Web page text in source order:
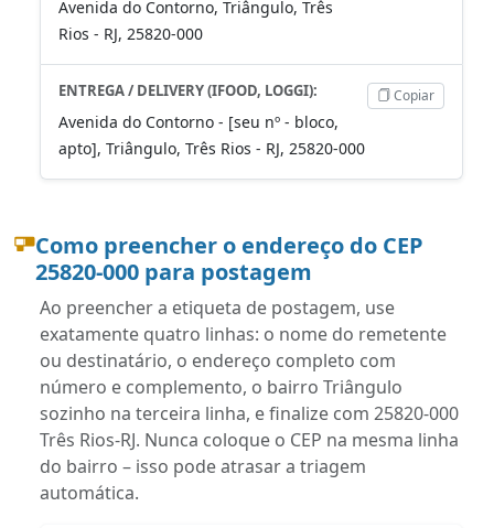
Avenida do Contorno, Triângulo, Três
Rios - RJ, 25820-000
ENTREGA / DELIVERY (IFOOD, LOGGI):
Avenida do Contorno - [seu nº - bloco,
apto], Triângulo, Três Rios - RJ, 25820-000
Copiar
Como preencher o endereço do CEP
25820-000 para postagem
Ao preencher a etiqueta de postagem, use
exatamente quatro linhas: o nome do remetente
ou destinatário, o endereço completo com
número e complemento, o bairro Triângulo
sozinho na terceira linha, e finalize com 25820-000
Três Rios-RJ. Nunca coloque o CEP na mesma linha
do bairro – isso pode atrasar a triagem
automática.